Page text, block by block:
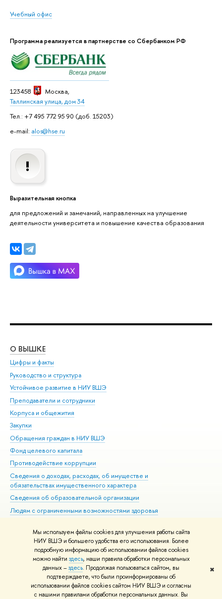
Мы используем файлы cookies для улучшения работы сайта
НИУ ВШЭ и большего удобства его использования. Более
подробную информацию об использовании файлов cookies
можно найти здесь, наши правила обработки персональных
данных –здесь. Продолжая пользоваться сайтом, вы
подтверждаете, что были проинформированы об
использовании файлов cookies сайтом НИУ ВШЭ и согласны
с нашими правилами обработки персональных данных. Вы
✖
Учебный офис
Программа реализуется в партнерстве со Сбербанком РФ
123458 Москва,
Таллинская улица, дом 34
Тел.: +7 495 772 95 90 (доб. 15203)
e-mail: alos@hse.ru
Выразительная кнопка
для предложений и замечаний, направленных на улучшение
деятельности университета и повышение качества образования
О ВЫШКЕ
Цифры и факты
Руководство и структура
Устойчивое развитие в НИУ ВШЭ
Преподаватели и сотрудники
Корпуса и общежития
Закупки
Обращения граждан в НИУ ВШЭ
Фонд целевого капитала
Противодействие коррупции
Сведения о доходах, расходах, об имуществе и
обязательствах имущественного характера
Сведения об образовательной организации
Людям с ограниченными возможностями здоровья
Работа в Вышке
© НИУ ВШЭ 1993–2026 Адреса и контакты Условия использования
материалов Политика конфиденциальности Карта сайта